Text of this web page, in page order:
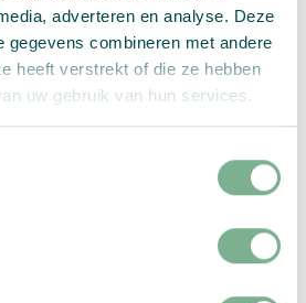
adverteren en analyse. Deze
gegevens combineren met andere
heeft verstrekt of die ze hebben
uw gebruik van hun services.
excl btw
Formaat,
aan winkelwagen